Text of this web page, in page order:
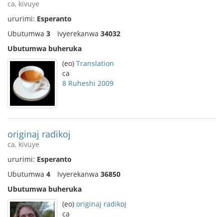
ca, kivuye
ururimi: Esperanto
Ubutumwa 3 Ivyerekanwa 34032
Ubutumwa buheruka
(eo) Translation
ca
8 Ruheshi 2009
originaj radikoj
ca, kivuye
ururimi: Esperanto
Ubutumwa 4 Ivyerekanwa 36850
Ubutumwa buheruka
(eo) originaj radikoj
ca